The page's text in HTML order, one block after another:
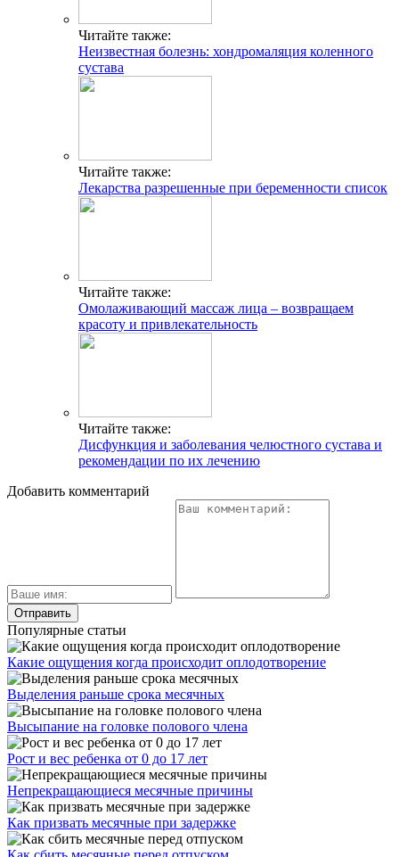
Читайте также:
Неизвестная болезнь: хондромаляция коленного
сустава
Читайте также:
Лекарства разрешенные при беременности список
Читайте также:
Омолаживающий массаж лица – возвращаем
красоту и привлекательность
Читайте также:
Дисфункция и заболевания челюстного сустава и
рекомендации по их лечению
Добавить комментарий
Популярные статьи
Какие ощущения когда происходит оплодотворение
Выделения раньше срока месячных
Высыпание на головке полового члена
Рост и вес ребенка от 0 до 17 лет
Непрекращающиеся месячные причины
Как призвать месячные при задержке